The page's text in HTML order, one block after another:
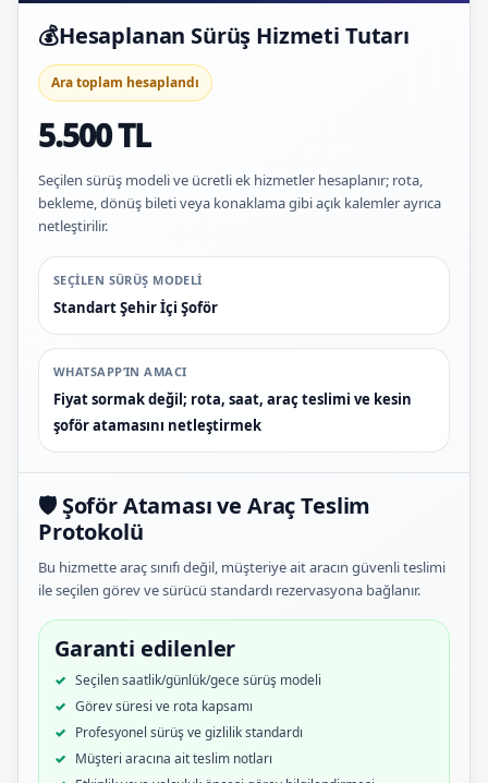
💰Hesaplanan Sürüş Hizmeti Tutarı
Ara toplam hesaplandı
5.500 TL
Seçilen sürüş modeli ve ücretli ek hizmetler hesaplanır; rota,
bekleme, dönüş bileti veya konaklama gibi açık kalemler ayrıca
netleştirilir.
SEÇILEN SÜRÜŞ MODELI
Standart Şehir İçi Şoför
WHATSAPP’IN AMACI
Fiyat sormak değil; rota, saat, araç teslimi ve kesin
şoför atamasını netleştirmek
🛡️ Şoför Ataması ve Araç Teslim
Protokolü
Bu hizmette araç sınıfı değil, müşteriye ait aracın güvenli teslimi
ile seçilen görev ve sürücü standardı rezervasyona bağlanır.
Garanti edilenler
Seçilen saatlik/günlük/gece sürüş modeli
Görev süresi ve rota kapsamı
Profesyonel sürüş ve gizlilik standardı
Müşteri aracına ait teslim notları